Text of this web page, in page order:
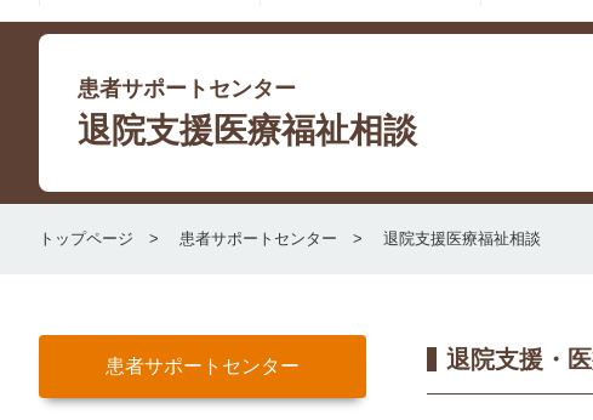
患者サポートセンター
退院支援医療福祉相談
トップページ 患者サポートセンター 退院支援医療福祉相談
患者サポートセンター 退院支援・